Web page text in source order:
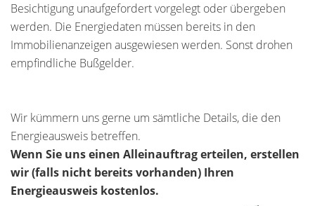
Besichtigung unaufgefordert vorgelegt oder übergeben
werden. Die Energiedaten müssen bereits in den
Immobilienanzeigen ausgewiesen werden. Sonst drohen
empfindliche Bußgelder.
Wir kümmern uns gerne um sämtliche Details, die den
Energieausweis betreffen.
Wenn Sie uns einen Alleinauftrag erteilen, erstellen
wir (falls nicht bereits vorhanden) Ihren
Energieausweis kostenlos.